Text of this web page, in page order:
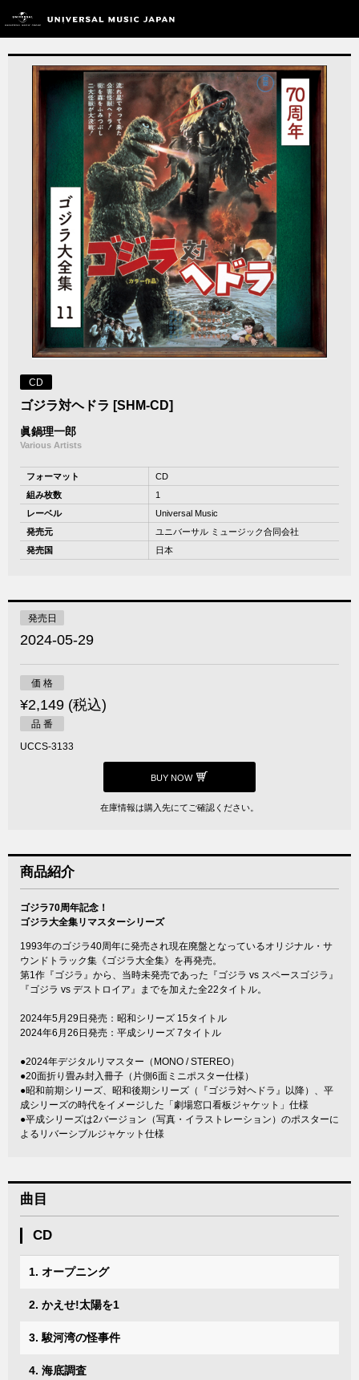
CD
ゴジラ対ヘドラ [SHM-CD]
眞鍋理一郎
Various Artists
フォーマット
CD
組み枚数
1
レーベル
Universal Music
発売元
ユニバーサル ミュージック合同会社
発売国
日本
発売日
2024-05-29
価 格
¥2,149 (税込)
品 番
UCCS-3133
BUY NOW
在庫情報は購入先にてご確認ください。
商品紹介
ゴジラ70周年記念！
ゴジラ大全集リマスターシリーズ
1993年のゴジラ40周年に発売され現在廃盤となっているオリジナル・サ
ウンドトラック集《ゴジラ大全集》を再発売。
第1作『ゴジラ』から、当時未発売であった『ゴジラ vs スペースゴジラ』
『ゴジラ vs デストロイア』までを加えた全22タイトル。
2024年5月29日発売：昭和シリーズ 15タイトル
2024年6月26日発売：平成シリーズ 7タイトル
●2024年デジタルリマスター（MONO / STEREO）
●20面折り畳み封入冊子（片側6面ミニポスター仕様）
●昭和前期シリーズ、昭和後期シリーズ（『ゴジラ対ヘドラ』以降）、平
成シリーズの時代をイメージした「劇場窓口看板ジャケット」仕様
●平成シリーズは2バージョン（写真・イラストレーション）のポスターに
よるリバーシブルジャケット仕様
曲目
CD
1. オープニング
2. かえせ!太陽を1
3. 駿河湾の怪事件
4. 海底調査